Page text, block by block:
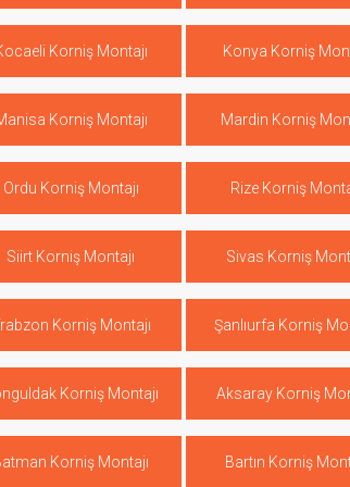
Korniş Montajı Konya Korniş
Korniş Montajı Mardin Korniş
Ordu Korniş Montajı Rize Korniş
Siirt Korniş Montajı Sivas Korniş
Korniş Montajı Şanlıurfa Korniş
Korniş Montajı Aksaray Korniş
Korniş Montajı Bartın Korniş